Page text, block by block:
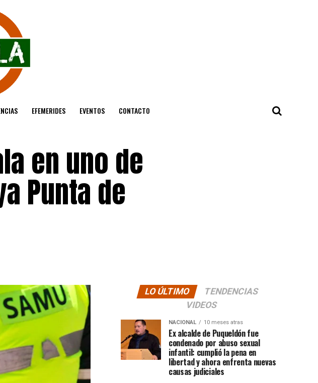
EFEMERIDES EVENTOS CONTACTO
en uno de
Punta de
LO ÚLTIMO
TENDENCIAS
VIDEOS
NACIONAL 10 meses atras
Ex alcalde de Puqueldón fue
condenado por abuso sexual
infantil: cumplió la pena en
libertad y ahora enfrenta nuevas
causas judiciales